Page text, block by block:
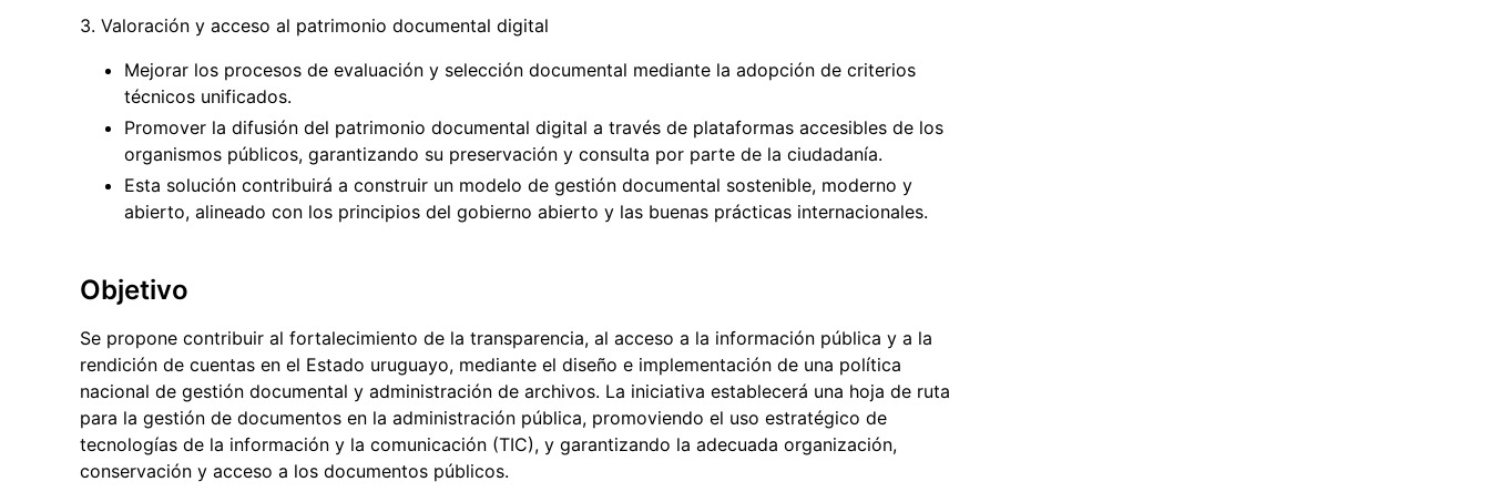
3. Valoración y acceso al patrimonio documental digital
Mejorar los procesos de evaluación y selección documental mediante la adopción de criterios
técnicos unificados.
Promover la difusión del patrimonio documental digital a través de plataformas accesibles de los
organismos públicos, garantizando su preservación y consulta por parte de la ciudadanía.
Esta solución contribuirá a construir un modelo de gestión documental sostenible, moderno y
abierto, alineado con los principios del gobierno abierto y las buenas prácticas internacionales.
Objetivo
Se propone contribuir al fortalecimiento de la transparencia, al acceso a la información pública y a la
rendición de cuentas en el Estado uruguayo, mediante el diseño e implementación de una política
nacional de gestión documental y administración de archivos. La iniciativa establecerá una hoja de ruta
para la gestión de documentos en la administración pública, promoviendo el uso estratégico de
tecnologías de la información y la comunicación (TIC), y garantizando la adecuada organización,
conservación y acceso a los documentos públicos.